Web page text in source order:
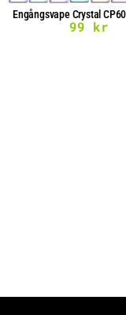
Engångsvape Crystal
99 kr